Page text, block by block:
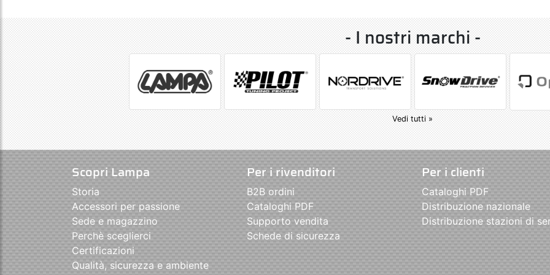
- I nostri marchi -
Vedi tutti »
Scopri Lampa
Storia
Accessori per passione
Sede e magazzino
Perchè sceglierci
Certificazioni
Qualità, sicurezza e ambiente
Per i rivenditori
B2B ordini
Cataloghi PDF
Supporto vendita
Schede di sicurezza
Per i clienti
Cataloghi PDF
Distribuzione nazionale
Distribuzione stazioni di